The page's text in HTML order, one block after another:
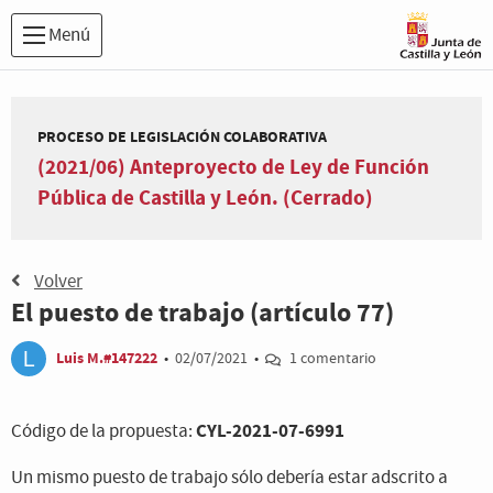
Menú
PROCESO DE LEGISLACIÓN COLABORATIVA
(2021/06) Anteproyecto de Ley de Función
Pública de Castilla y León. (Cerrado)
Volver
El puesto de trabajo (artículo 77)
Luis M.#147222 • 02/07/2021 • 1 comentario
Código de la propuesta:CYL-2021-07-6991
Un mismo puesto de trabajo sólo debería estar adscrito a